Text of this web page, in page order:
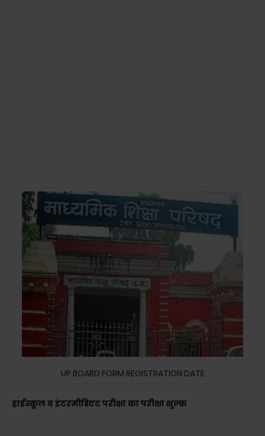
UP BOARD FORM REGISTRATION DATE
हाईस्कूल व इंटरमीडिएट परीक्षा का परीक्षा शुल्क